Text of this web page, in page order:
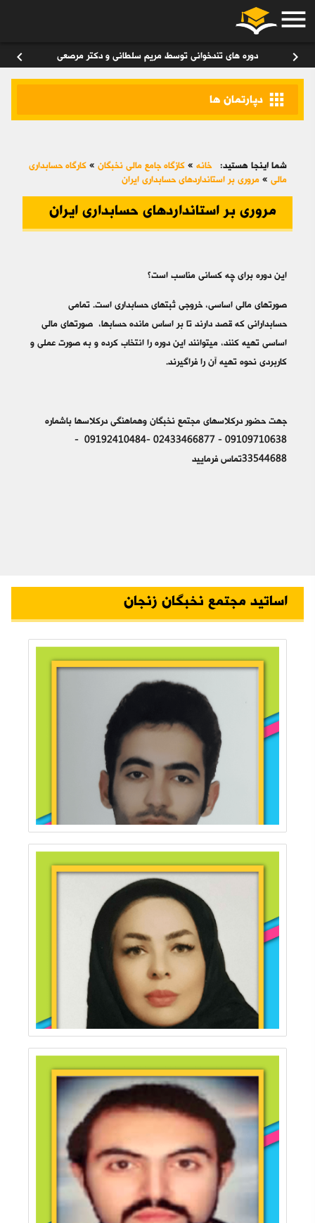
menu
chevron_right دوره های تندخوانی توسط مریم سلطانی و دکتر مرصعی chevron_left
apps دپارتمان ها
شما اینجا هستید: خانه » کازگاه جامع مالی نخبگان » کارگاه حسابداری
مالی » مروری بر استانداردهای حسابداری ایران
مروری بر استانداردهای حسابداری ایران
این دوره برای چه کسانی مناسب است؟
صورت‎های مالی اساسی، خروجی ثبت­‎های حسابداری است. تمامی
حسابدارانی که قصد دارند تا بر اساس مانده­ حساب­‎ها، صورت‎های مالی
اساسی تهیه کنند، می­‎توانند این دوره را انتخاب کرده و به صورت عملی و
کاربردی نحوه تهیه آن را فراگیرند.
جهت حضور درکلاسهای مجتمع نخبگان وهماهنگی درکلاسها باشماره
09109710638 - 02433466877 -09192410484 -
33544688تماس فرمایید
اساتید مجتمع نخبگان زنجان